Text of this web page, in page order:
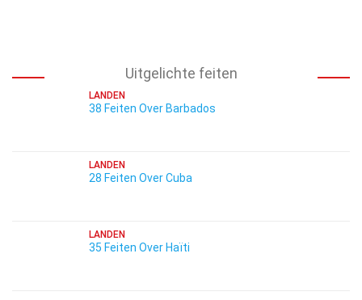
Uitgelichte feiten
LANDEN
38 Feiten Over Barbados
LANDEN
28 Feiten Over Cuba
LANDEN
35 Feiten Over Haïti